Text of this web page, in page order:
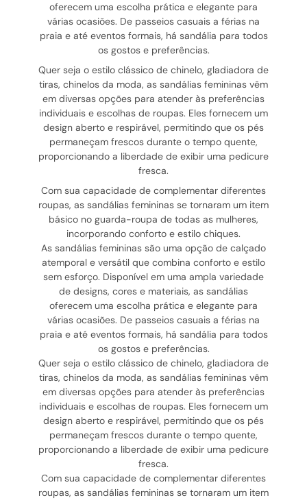
oferecem uma escolha prática e elegante para
várias ocasiões. De passeios casuais a férias na
praia e até eventos formais, há sandália para todos
os gostos e preferências.
Quer seja o estilo clássico de chinelo, gladiadora de
tiras, chinelos da moda, as sandálias femininas vêm
em diversas opções para atender às preferências
individuais e escolhas de roupas. Eles fornecem um
design aberto e respirável, permitindo que os pés
permaneçam frescos durante o tempo quente,
proporcionando a liberdade de exibir uma pedicure
fresca.
Com sua capacidade de complementar diferentes
roupas, as sandálias femininas se tornaram um item
básico no guarda-roupa de todas as mulheres,
incorporando conforto e estilo chiques.
As sandálias femininas são uma opção de calçado
atemporal e versátil que combina conforto e estilo
sem esforço. Disponível em uma ampla variedade
de designs, cores e materiais, as sandálias
oferecem uma escolha prática e elegante para
várias ocasiões. De passeios casuais a férias na
praia e até eventos formais, há sandália para todos
os gostos e preferências.
Quer seja o estilo clássico de chinelo, gladiadora de
tiras, chinelos da moda, as sandálias femininas vêm
em diversas opções para atender às preferências
individuais e escolhas de roupas. Eles fornecem um
design aberto e respirável, permitindo que os pés
permaneçam frescos durante o tempo quente,
proporcionando a liberdade de exibir uma pedicure
fresca.
Com sua capacidade de complementar diferentes
roupas, as sandálias femininas se tornaram um item